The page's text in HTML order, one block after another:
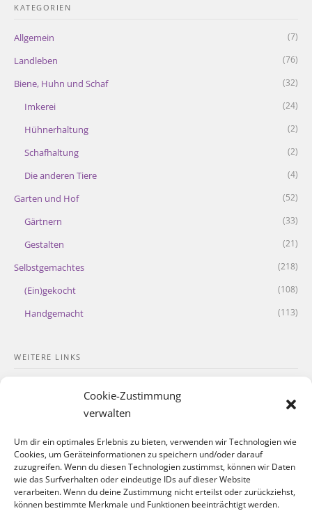
Cookie-Zustimmung
verwalten
Um dir ein optimales Erlebnis zu bieten, verwenden wir Technologien wie
Cookies, um Geräteinformationen zu speichern und/oder darauf
zuzugreifen. Wenn du diesen Technologien zustimmst, können wir Daten
wie das Surfverhalten oder eindeutige IDs auf dieser Website
verarbeiten. Wenn du deine Zustimmung nicht erteilst oder zurückziehst,
können bestimmte Merkmale und Funktionen beeinträchtigt werden.
KATEGORIEN
Allgemein (7)
Landleben (76)
Biene, Huhn und Schaf (32)
Imkerei (24)
Hühnerhaltung (2)
Schafhaltung (2)
Die anderen Tiere (4)
Garten und Hof (52)
Gärtnern (33)
Gestalten (21)
Selbstgemachtes (218)
(Ein)gekocht (108)
Handgemacht (113)
WEITERE LINKS
Cookie-Richtlinie
SOZIALE NETZWERKE